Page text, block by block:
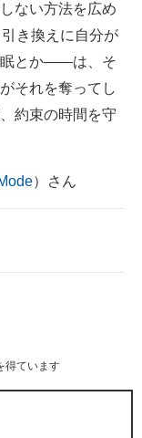
ない方法を広め
き換えに自分が
とか――は、そ
それを奪ってし
約束の時間を守
）さん
得ています